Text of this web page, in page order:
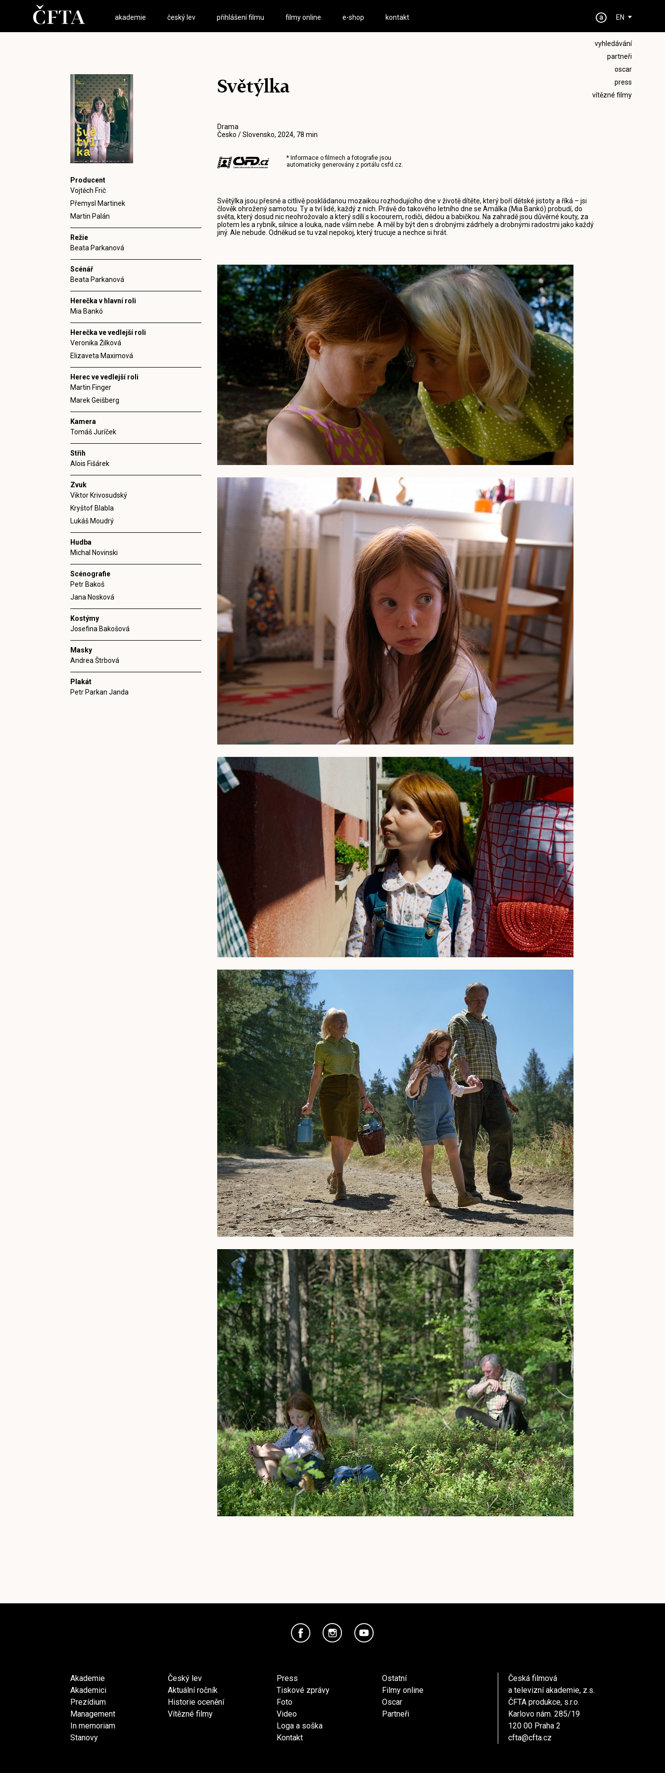
akademie český lev přihlášení filmu filmy online e-shop kontakt EN
vyhledávání
partneři
oscar
press
vítězné filmy
Producent
Vojtěch Frič
Přemysl Martinek
Martin Palán
Režie
Beata Parkanová
Scénář
Beata Parkanová
Herečka v hlavní roli
Mia Bankó
Herečka ve vedlejší roli
Veronika Žilková
Elizaveta Maximová
Herec ve vedlejší roli
Martin Finger
Marek Geišberg
Kamera
Tomáš Juríček
Střih
Alois Fišárek
Zvuk
Viktor Krivosudský
Kryštof Blabla
Lukáš Moudrý
Hudba
Michal Novinski
Scénografie
Petr Bakoš
Jana Nosková
Kostýmy
Josefina Bakošová
Masky
Andrea Štrbová
Plakát
Petr Parkan Janda
Světýlka
Drama
Česko / Slovensko, 2024, 78 min
* Informace o filmech a fotografie jsou
automaticky generovány z portálu csfd.cz.
Světýlka jsou přesně a citlivě poskládanou mozaikou rozhodujícího dne v životě dítěte, který boří dětské jistoty a říká – jsi
člověk ohrožený samotou. Ty a tví lidé, každý z nich. Právě do takového letního dne se Amálka (Mia Bankó) probudí, do
světa, který dosud nic neohrožovalo a který sdílí s kocourem, rodiči, dědou a babičkou. Na zahradě jsou důvěrné kouty, za
plotem les a rybník, silnice a louka, nade vším nebe. A měl by být den s drobnými zádrhely a drobnými radostmi jako každý
jiný. Ale nebude. Odněkud se tu vzal nepokoj, který trucuje a nechce si hrát.
Akademie
Akademici
Prezídium
Management
In memoriam
Stanovy
Český lev
Aktuální ročník
Historie ocenění
Vítězné filmy
Press
Tiskové zprávy
Foto
Video
Loga a soška
Kontakt
Ostatní
Filmy online
Oscar
Partneři
Česká filmová
a televizní akademie, z.s.
ČFTA produkce, s.r.o.
Karlovo nám. 285/19
120 00 Praha 2
cfta@cfta.cz